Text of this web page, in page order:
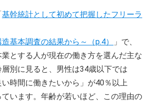
基幹統計として初めて把握したフリーラ
基本調査の結果から～（p.4）
」で、
とする人が現在の働き方を選んだ主な
別に見ると、男性は34歳以下では
い時間に働きたいから」が40％以上
います。年齢が若いほど、この理由の